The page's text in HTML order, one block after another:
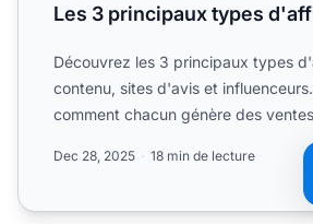
Les 3 principaux types
Découvrez les 3 principaux types
contenu, sites d'avis et
comment chacun génère des
Dec 28, 2025 18 min de lecture